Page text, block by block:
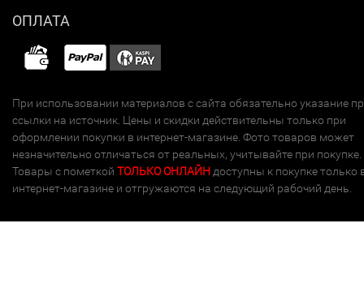
ОПЛАТА
При использовании материалов с сайта обязательно указание
ссылки на источник. Цены и скидки действительны только при
оформлении покупки в интернет-магазине. Фото товаров может
незначительно отличаться от реальных, учитывайте при покупке.
Товары с пометкой ТОЛЬКО ОНЛАЙН доступны к покупке только
интернет-магазине и отгружаются на следующий рабочий день.